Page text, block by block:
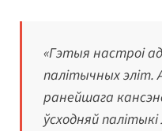
«Гэтыя настроі
палітычных эліт.
ранейшага
ўсходняй